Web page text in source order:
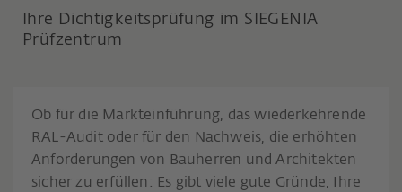
Ihre Dichtigkeitsprüfung im SIEGENIA
Prüfzentrum
Ob für die Markteinführung, das wiederkehrende
RAL-Audit oder für den Nachweis, die erhöhten
Anforderungen von Bauherren und Architekten
sicher zu erfüllen: Es gibt viele gute Gründe, Ihre